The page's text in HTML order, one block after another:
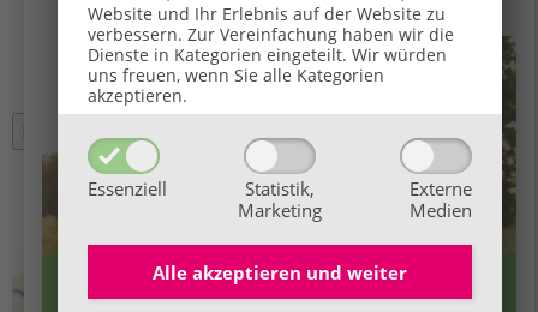
Website und Ihr Erlebnis auf der Website zu
verbessern. Zur Vereinfachung haben wir die
Dienste in Kategorien eingeteilt. Wir würden
uns freuen, wenn Sie alle Kategorien
akzeptieren.
Essenziell
Statistik,
Marketing
Externe
Medien
Alle akzeptieren und weiter
16.08.2026.
Daten für Moderatoren und andere Teilnehmer der
Veranstaltung sichtbar sein, z.B. in der
Teilnehmerliste oder bei der Nutzung des Chats.